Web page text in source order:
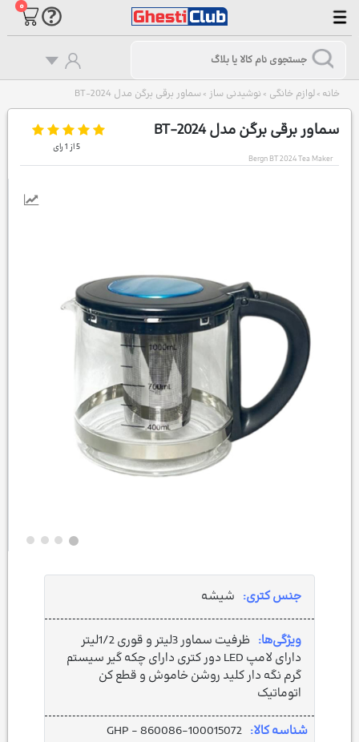
۰
خانه > لوازم خانگی > نوشیدنی ساز > سماور برقی برگن مدل BT-2024
سماور برقی برگن مدل BT-2024
5از 1رای
Bergn BT 2024 Tea Maker
جنس کتری: شیشه
ویژگی‌ها:
ظرفیت سماور 3لیتر و قوری 1/2لیتر
دارای لامپ LED دور کتری دارای چکه گیر سیستم
گرم نگه دار کلید روشن خاموش و قطع کن
اتوماتیک
شناسه کالا: GHP - 860086-100015072